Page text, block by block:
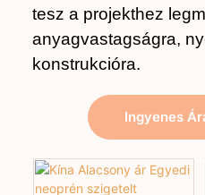
tesz a projekthez
anyagvastagságra,
konstrukcióra.
Ingyenes